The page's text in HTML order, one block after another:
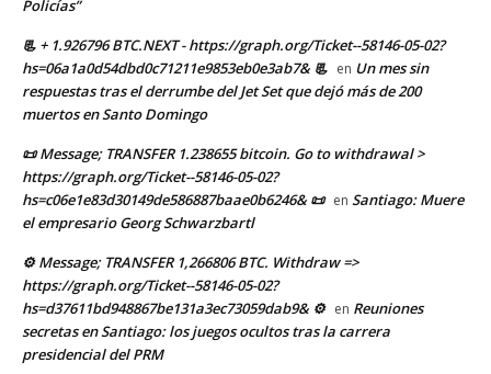
Policías”
📃 + 1.926796 BTC.NEXT - https://graph.org/Ticket--58146-05-02?
hs=06a1a0d54dbd0c71211e9853eb0e3ab7& 📃 en Un mes sin
respuestas tras el derrumbe del Jet Set que dejó más de 200
muertos en Santo Domingo
📜 Message; TRANSFER 1.238655 bitcoin. Go to withdrawal >
https://graph.org/Ticket--58146-05-02?
hs=c06e1e83d30149de586887baae0b6246& 📜 en Santiago: Muere
el empresario Georg Schwarzbartl
⚙ Message; TRANSFER 1,266806 BTC. Withdraw =>
https://graph.org/Ticket--58146-05-02?
hs=d37611bd948867be131a3ec73059dab9& ⚙ en Reuniones
secretas en Santiago: los juegos ocultos tras la carrera
presidencial del PRM